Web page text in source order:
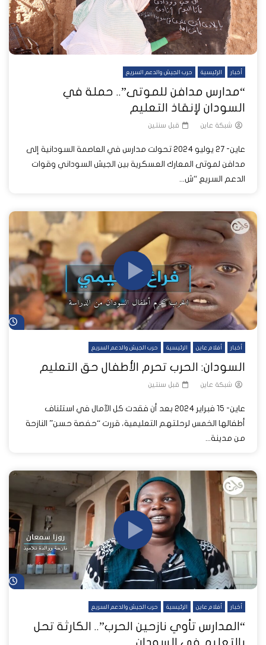
أخبار الرئيسية حرب الجيش والدعم السريع
“مدارس مدافن للموتى”.. حملة في
السودان لإنقاذ التعليم
شبكة عاين قبل سنتين
عاين- 27 يوليو 2024 تحولت مدارس في العاصمة السودانية إلى
مدافن لموتى المعارك العسكرية بين الجيش السوداني وقوات
الدعم السريع “ش...
أخبار أفلام عاين الرئيسية حرب الجيش والدعم السريع
السودان: الحرب تحرم الأطفال حق التعليم
شبكة عاين قبل سنتين
عاين- 15 فبراير 2024 بعد أن فقدت كل الآمال في استئناف
أطفالها الخمس لرحلتهم التعليمية، قررت “حفصة حسن” النازحة
من مدينة...
أخبار أفلام عاين الرئيسية حرب الجيش والدعم السريع
“المدارس تأوي نازحين الحرب”.. الكارثة تحل
بالتعليم في السودان